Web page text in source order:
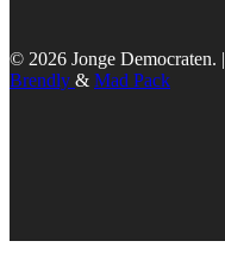
© 2026 Jonge Democraten.
Brendly & Mad Pack